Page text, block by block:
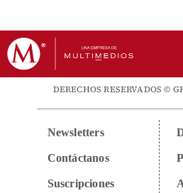
DERECHOS RESERVADOS ©
Newsletters
Contáctanos
Suscripciones